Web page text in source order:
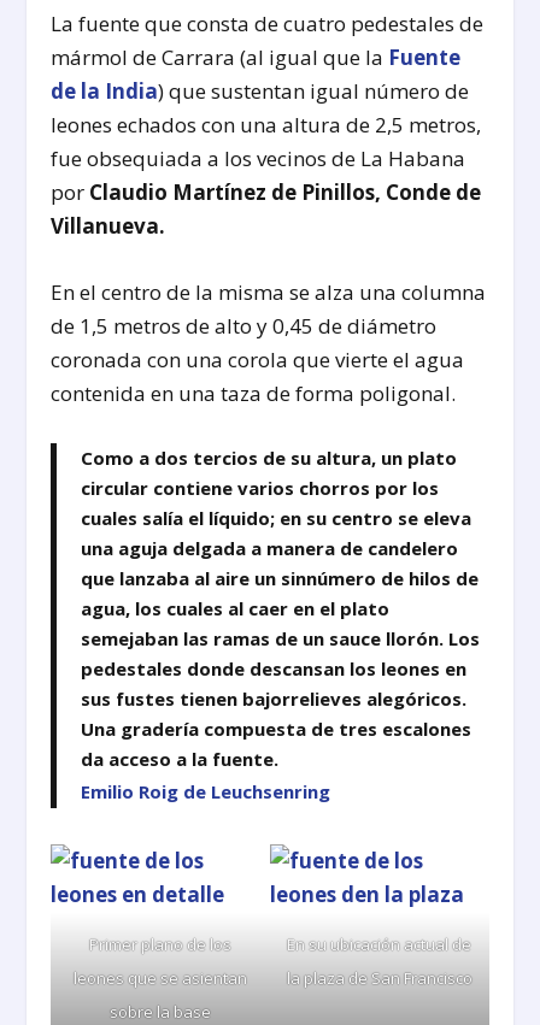
La fuente que consta de cuatro pedestales de
mármol de Carrara (al igual que la Fuente
de la India) que sustentan igual número de
leones echados con una altura de 2,5 metros,
fue obsequiada a los vecinos de La Habana
por Claudio Martínez de Pinillos, Conde de
Villanueva.
En el centro de la misma se alza una columna
de 1,5 metros de alto y 0,45 de diámetro
coronada con una corola que vierte el agua
contenida en una taza de forma poligonal.
Como a dos tercios de su altura, un plato
circular contiene varios chorros por los
cuales salía el líquido; en su centro se eleva
una aguja delgada a manera de candelero
que lanzaba al aire un sinnúmero de hilos de
agua, los cuales al caer en el plato
semejaban las ramas de un sauce llorón. Los
pedestales donde descansan los leones en
sus fustes tienen bajorrelieves alegóricos.
Una gradería compuesta de tres escalones
da acceso a la fuente.
Emilio Roig de Leuchsenring
Primer plano de los
leones que se asientan
sobre la base
En su ubicación actual de
la plaza de San Francisco